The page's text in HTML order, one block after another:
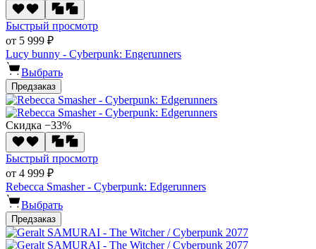
Быстрый просмотр
от 5 999 ₽
Lucy bunny - Cyberpunk: Engerunners
Выбрать
Предзаказ
Скидка −33%
Быстрый просмотр
от 4 999 ₽
Rebecca Smasher - Cyberpunk: Edgerunners
Выбрать
Предзаказ